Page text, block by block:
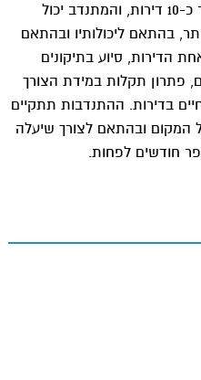
הדירות של העמותה. במערך הדיור כ-10 דירות, והמתנדב יכול
בהתאם ליכולותיו ובהתאם
הדירות, סיוע בתיקונים
פתרון תקלות במידת הצורך
בדירות. ההתנדבות תתקיים
המקום ובהתאם לצורך שיעלה
חודשים לפחות.